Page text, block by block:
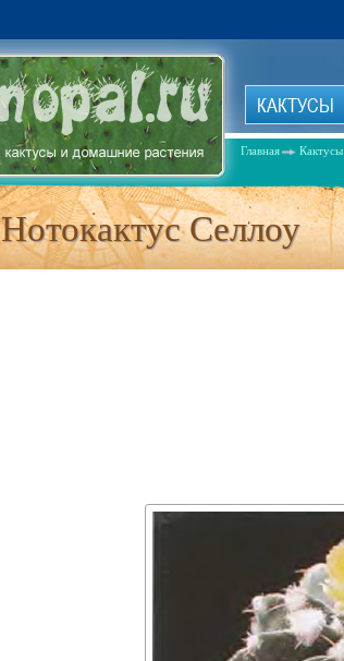
КАКТУСЫ
Главная Кактусы
Нотокактус Селлоу